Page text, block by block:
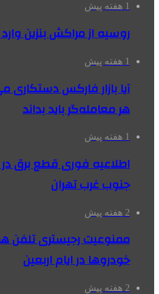
1 هفته پیش
روسیه از مراکش بنزین
1 هفته پیش
آیا بازار فارکس
هر معامله‌گر باید بداند
1 هفته پیش
اطلاعیه فوری قطع برق در
جنوب غرب تهران
2 هفته پیش
ممنوعیت رجیستری تلفن
خودروها در ایام اربعین
2 هفته پیش